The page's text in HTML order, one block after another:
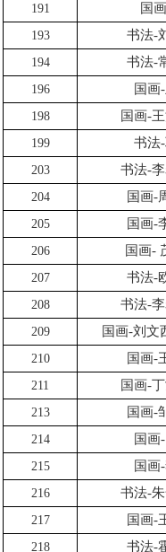
191 国
193 书法-
194 书法-
196 国画
198 国画-
199 书法
203 书法-
204 国画-
205 国画-
206 国画-
207 书法-
208 书法-
209 国画-刘文
210 国画-
211 国画-
213 国画-
214 国画
215 国画
216 书法-
217 国画-
218 书法-